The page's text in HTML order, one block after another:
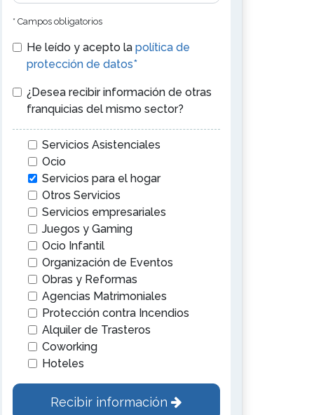
* Campos obligatorios
He leído y acepto la política de
protección de datos*
¿Desea recibir información de otras
franquicias del mismo sector?
Servicios Asistenciales
Ocio
Servicios para el hogar
Otros Servicios
Servicios empresariales
Juegos y Gaming
Ocio Infantil
Organización de Eventos
Obras y Reformas
Agencias Matrimoniales
Protección contra Incendios
Alquiler de Trasteros
Coworking
Hoteles
Recibir información